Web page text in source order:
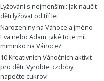
Lyžování s nejmenšími: Jak naučit
děti lyžovat od tří let
Narozeniny na Vánoce a jméno
Eva nebo Adam, jaké to je mít
miminko na Vánoce?
10 Kreativních Vánočních aktivit
pro děti: Vyrobte ozdoby,
napečte cukroví